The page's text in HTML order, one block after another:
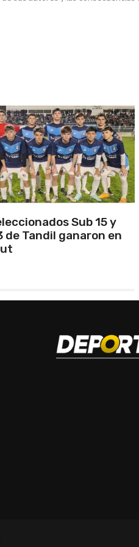
recibe a San
el sábado y el árbitro
Liuzzi